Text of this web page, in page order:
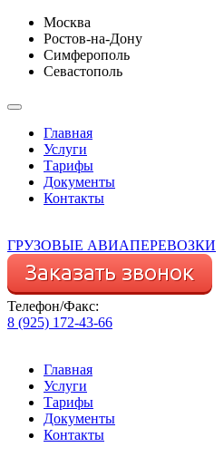
Москва
Ростов-на-Дону
Симферополь
Севастополь
Главная
Услуги
Тарифы
Документы
Контакты
ГРУЗОВЫЕ АВИАПЕРЕВОЗКИ
Телефон/Факс:
8 (925) 172-43-66
Главная
Услуги
Тарифы
Документы
Контакты